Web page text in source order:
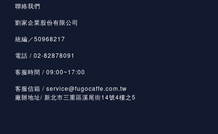
聯絡我們
劉家企業股份有限公司
統編／50968217
電話 / 02-82878091
客服時間 / 09:00~17:00
客服信箱 / service@fugocaffe.com.tw
廠辦地址/ 新北市三重區溪尾街14號4樓之5